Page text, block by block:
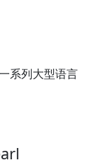
系列大型语言